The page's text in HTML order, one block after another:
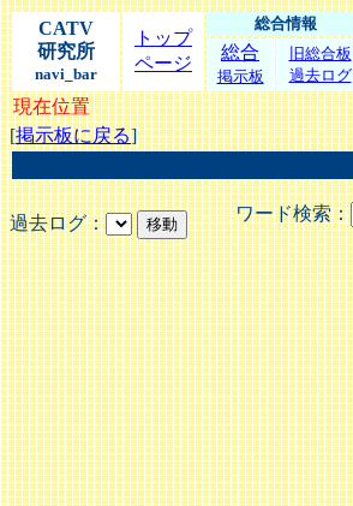
CATV
研究所
navi_bar
トップ
ページ
総合情報
総合
掲示板
旧総合板
過去ログ
現在位置
[掲示板に戻る]
過去ログ： ワード検索：